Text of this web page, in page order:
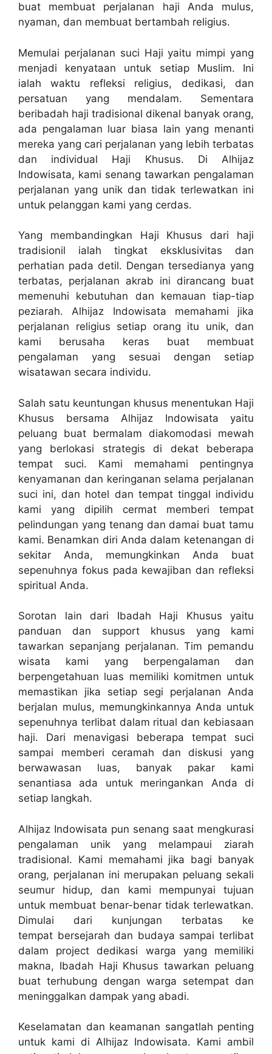
buat membuat perjalanan haji Anda mulus,
nyaman, dan membuat bertambah religius.
Memulai perjalanan suci Haji yaitu mimpi yang
menjadi kenyataan untuk setiap Muslim. Ini
ialah waktu refleksi religius, dedikasi, dan
persatuan yang mendalam. Sementara
beribadah haji tradisional dikenal banyak orang,
ada pengalaman luar biasa lain yang menanti
mereka yang cari perjalanan yang lebih terbatas
dan individual Haji Khusus. Di Alhijaz
Indowisata, kami senang tawarkan pengalaman
perjalanan yang unik dan tidak terlewatkan ini
untuk pelanggan kami yang cerdas.
Yang membandingkan Haji Khusus dari haji
tradisionil ialah tingkat eksklusivitas dan
perhatian pada detil. Dengan tersedianya yang
terbatas, perjalanan akrab ini dirancang buat
memenuhi kebutuhan dan kemauan tiap-tiap
peziarah. Alhijaz Indowisata memahami jika
perjalanan religius setiap orang itu unik, dan
kami berusaha keras buat membuat
pengalaman yang sesuai dengan setiap
wisatawan secara individu.
Salah satu keuntungan khusus menentukan Haji
Khusus bersama Alhijaz Indowisata yaitu
peluang buat bermalam diakomodasi mewah
yang berlokasi strategis di dekat beberapa
tempat suci. Kami memahami pentingnya
kenyamanan dan keringanan selama perjalanan
suci ini, dan hotel dan tempat tinggal individu
kami yang dipilih cermat memberi tempat
pelindungan yang tenang dan damai buat tamu
kami. Benamkan diri Anda dalam ketenangan di
sekitar Anda, memungkinkan Anda buat
sepenuhnya fokus pada kewajiban dan refleksi
spiritual Anda.
Sorotan lain dari Ibadah Haji Khusus yaitu
panduan dan support khusus yang kami
tawarkan sepanjang perjalanan. Tim pemandu
wisata kami yang berpengalaman dan
berpengetahuan luas memiliki komitmen untuk
memastikan jika setiap segi perjalanan Anda
berjalan mulus, memungkinkannya Anda untuk
sepenuhnya terlibat dalam ritual dan kebiasaan
haji. Dari menavigasi beberapa tempat suci
sampai memberi ceramah dan diskusi yang
berwawasan luas, banyak pakar kami
senantiasa ada untuk meringankan Anda di
setiap langkah.
Alhijaz Indowisata pun senang saat mengkurasi
pengalaman unik yang melampaui ziarah
tradisional. Kami memahami jika bagi banyak
orang, perjalanan ini merupakan peluang sekali
seumur hidup, dan kami mempunyai tujuan
untuk membuat benar-benar tidak terlewatkan.
Dimulai dari kunjungan terbatas ke
tempat bersejarah dan budaya sampai terlibat
dalam project dedikasi warga yang memiliki
makna, Ibadah Haji Khusus tawarkan peluang
buat terhubung dengan warga setempat dan
meninggalkan dampak yang abadi.
Keselamatan dan keamanan sangatlah penting
untuk kami di Alhijaz Indowisata. Kami ambil